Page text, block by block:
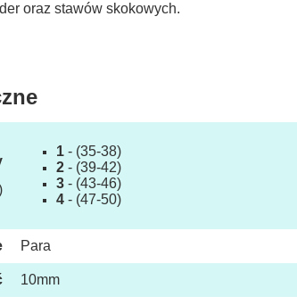
oraz stawów skokowych.
1- (35-38)
2- (39-42)
3- (43-46)
4- (47-50)
Para
10mm